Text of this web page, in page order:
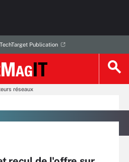
Publication
réseaux